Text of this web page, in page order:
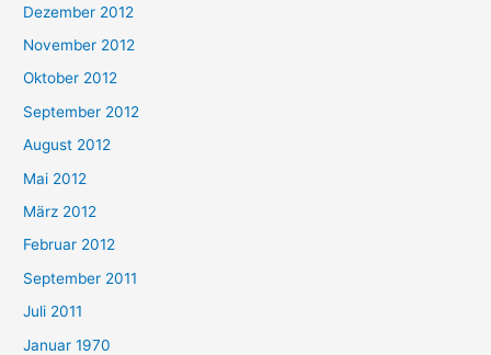
Dezember 2012
November 2012
Oktober 2012
September 2012
August 2012
Mai 2012
März 2012
Februar 2012
September 2011
Juli 2011
Januar 1970